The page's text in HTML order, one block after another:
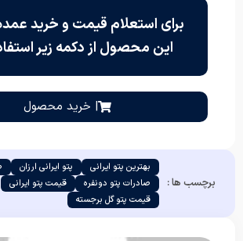
برای استعلام قیمت و خرید
این محصول از دکمه زیر
| خرید محصول
برچسب ها :
بهترین پتو ایرانی پتو ایرانی ارزان
صادرات پتو دونفره
قیمت پتو ایرانی
قیمت پتو گل برجسته